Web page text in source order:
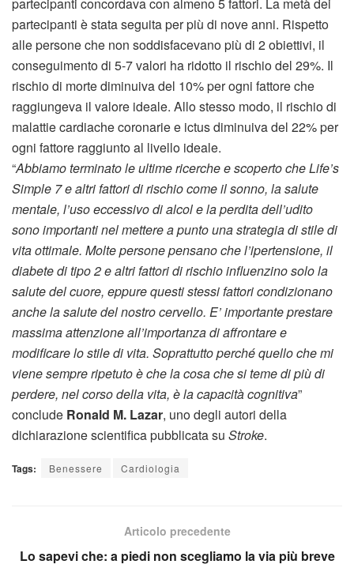
partecipanti è stata seguita per più di nove anni. Rispetto
alle persone che non soddisfacevano più di 2 obiettivi, il
conseguimento di 5-7 valori ha ridotto il rischio del 29%. Il
rischio di morte diminuiva del 10% per ogni fattore che
raggiungeva il valore ideale. Allo stesso modo, il rischio di
malattie cardiache coronarie e ictus diminuiva del 22% per
ogni fattore raggiunto al livello ideale.
“Abbiamo terminato le ultime ricerche e scoperto che Life’s
Simple 7 e altri fattori di rischio come il sonno, la salute
mentale, l’uso eccessivo di alcol e la perdita dell’udito
sono importanti nel mettere a punto una strategia di stile di
vita ottimale. Molte persone pensano che l’ipertensione, il
diabete di tipo 2 e altri fattori di rischio influenzino solo la
salute del cuore, eppure questi stessi fattori condizionano
anche la salute del nostro cervello. E’ importante prestare
massima attenzione all’importanza di affrontare e
modificare lo stile di vita. Soprattutto perché quello che mi
viene sempre ripetuto è che la cosa che si teme di più di
perdere, nel corso della vita, è la capacità cognitiva”
conclude Ronald M. Lazar, uno degli autori della
dichiarazione scientifica pubblicata su Stroke.
Tags: Benessere Cardiologia
Articolo precedente
Lo sapevi che: a piedi non scegliamo la via più breve